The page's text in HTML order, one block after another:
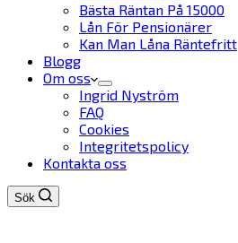
Bästa Räntan På 15000
Lån För Pensionärer
Kan Man Låna Räntefritt
Blogg
Om oss
Ingrid Nyström
FAQ
Cookies
Integritetspolicy
Kontakta oss
Sök